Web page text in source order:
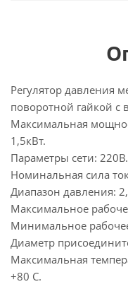
Регулятор давления
поворотной гайкой с
Максимальная
1,5кВт.
Параметры сети:
Номинальная сила
Диапазон давления:
Максимальное
Минимальное
Диаметр
Максимальная
+80 С.